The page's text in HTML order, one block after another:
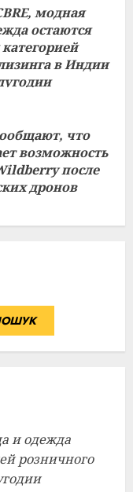
модная
остаются
в Индии
что
возможность
после
дронов
и одежда
розничного